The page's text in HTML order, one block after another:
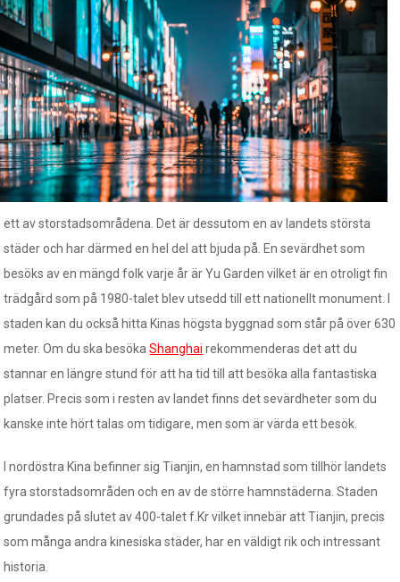
ett av storstadsområdena. Det är dessutom en av landets största
städer och har därmed en hel del att bjuda på. En sevärdhet som
besöks av en mängd folk varje år är Yu Garden vilket är en otroligt fin
trädgård som på 1980-talet blev utsedd till ett nationellt monument. I
staden kan du också hitta Kinas högsta byggnad som står på över 630
meter. Om du ska besökaShanghai rekommenderas det att du
stannar en längre stund för att ha tid till att besöka alla fantastiska
platser. Precis som i resten av landet finns det sevärdheter som du
kanske inte hört talas om tidigare, men som är värda ett besök.
I nordöstra Kina befinner sig Tianjin, en hamnstad som tillhör landets
fyra storstadsområden och en av de större hamnstäderna. Staden
grundades på slutet av 400-talet f.Kr vilket innebär att Tianjin, precis
som många andra kinesiska städer, har en väldigt rik och intressant
historia.